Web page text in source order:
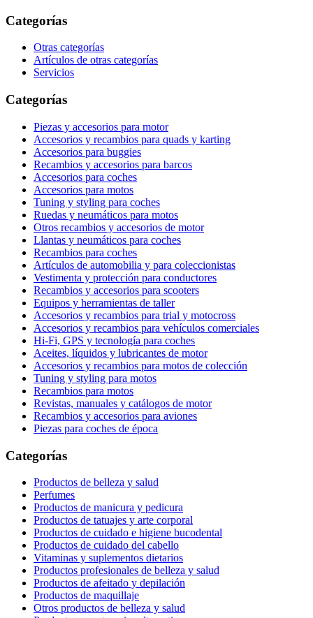
Categorías
Otras categorías
Artículos de otras categorías
Servicios
Categorías
Piezas y accesorios para motor
Accesorios y recambios para quads y karting
Accesorios para buggies
Recambios y accesorios para barcos
Accesorios para coches
Accesorios para motos
Tuning y styling para coches
Ruedas y neumáticos para motos
Otros recambios y accesorios de motor
Llantas y neumáticos para coches
Recambios para coches
Artículos de automobilia y para coleccionistas
Vestimenta y protección para conductores
Recambios y accesorios para scooters
Equipos y herramientas de taller
Accesorios y recambios para trial y motocross
Accesorios y recambios para vehículos comerciales
Hi-Fi, GPS y tecnología para coches
Aceites, líquidos y lubricantes de motor
Accesorios y recambios para motos de colección
Tuning y styling para motos
Recambios para motos
Revistas, manuales y catálogos de motor
Recambios y accesorios para aviones
Piezas para coches de época
Categorías
Productos de belleza y salud
Perfumes
Productos de manicura y pedicura
Productos de tatuajes y arte corporal
Productos de cuidado e higiene bucodental
Productos de cuidado del cabello
Vitaminas y suplementos dietarios
Productos profesionales de belleza y salud
Productos de afeitado y depilación
Productos de maquillaje
Otros productos de belleza y salud